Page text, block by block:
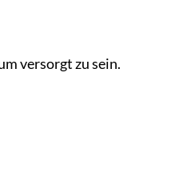
versorgt zu sein.